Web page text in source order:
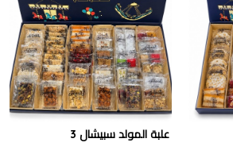
علبة المولد سبيشال 3